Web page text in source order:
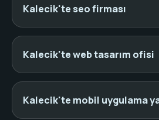
Kalecik'te seo firması
Kalecik'te web tasarım ofisi
Kalecik'te mobil uygulama